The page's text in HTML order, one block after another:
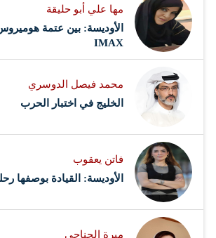
مها علي أبو حليقة
الأوديسة: بين عتمة
IMAX
محمد فيصل الدوسري ​
‏الخليج في اختبار الحرب
فاتن يعقوب
الأوديسة: القيادة بوصفها
ميرة الجناحي